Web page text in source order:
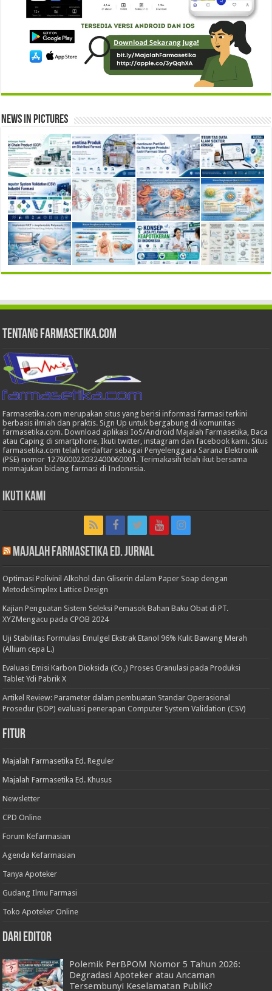
News in Pictures
Tentang Farmasetika.com
Farmasetika.com merupakan situs yang berisi informasi farmasi terkini
berbasis ilmiah dan praktis. Sign Up untuk bergabung di komunitas
farmasetika.com. Download aplikasi IoS/Android Majalah Farmasetika, Baca
atau Caping di smartphone, Ikuti twitter, instagram dan facebook kami. Situs
farmasetika.com telah terdaftar sebagai Penyelenggara Sarana Elektronik
(PSE) nomor 127800022032400060001. Terimakasih telah ikut bersama
memajukan bidang farmasi di Indonesia.
Ikuti Kami
Majalah Farmasetika Ed. Jurnal
Optimasi Polivinil Alkohol dan Gliserin dalam Paper Soap dengan
MetodeSimplex Lattice Design
Kajian Penguatan Sistem Seleksi Pemasok Bahan Baku Obat di PT.
XYZMengacu pada CPOB 2024
Uji Stabilitas Formulasi Emulgel Ekstrak Etanol 96% Kulit Bawang Merah
(Allium cepa L.)
Evaluasi Emisi Karbon Dioksida (Co₂) Proses Granulasi pada Produksi
Tablet Ydi Pabrik X
Artikel Review: Parameter dalam pembuatan Standar Operasional
Prosedur (SOP) evaluasi penerapan Computer System Validation (CSV)
Fitur
Majalah Farmasetika Ed. Reguler
Majalah Farmasetika Ed. Khusus
Newsletter
CPD Online
Forum Kefarmasian
Agenda Kefarmasian
Tanya Apoteker
Gudang Ilmu Farmasi
Toko Apoteker Online
Dari Editor
Polemik PerBPOM Nomor 5 Tahun 2026:
Degradasi Apoteker atau Ancaman
Tersembunyi Keselamatan Publik?